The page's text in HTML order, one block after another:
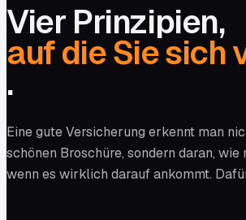
Vier Prinzipien,
auf die Sie sich
.
Eine gute Versicherung erkennt man
schönen Broschüre, sondern daran,
wenn es wirklich darauf ankommt.